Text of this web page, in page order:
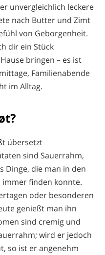
unvergleichlich leckere
nach Butter und Zimt
von Geborgenheit.
dir ein Stück
bringen – es ist
Familienabende
im Alltag.
übersetzt
sind Sauerrahm,
Dinge, die man in den
immer finden konnte.
oder besonderen
genießt man ihn
sind cremig und
wird er jedoch
so ist er angenehm